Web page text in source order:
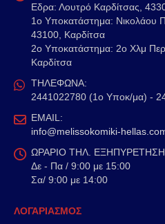
Εδρα: Λουτρό Καρδίτσας,
1o Υποκατάστημα: Νικολάου
43100, Καρδίτσα
2o Υποκατάστημα: 2ο Χλμ
Καρδίτσα
ΤΗΛΕΦΩΝΑ:
2441022780 (1ο Υποκ/μα) -
EMAIL:
info@melissokomiki-
ΩΡΑΡΙΟ ΤΗΛ.
Δε - Πα / 9:00 με 15:00
Σα/ 9:00 με 14:00
ΛΟΓΑΡΙΑΣΜΟΣ